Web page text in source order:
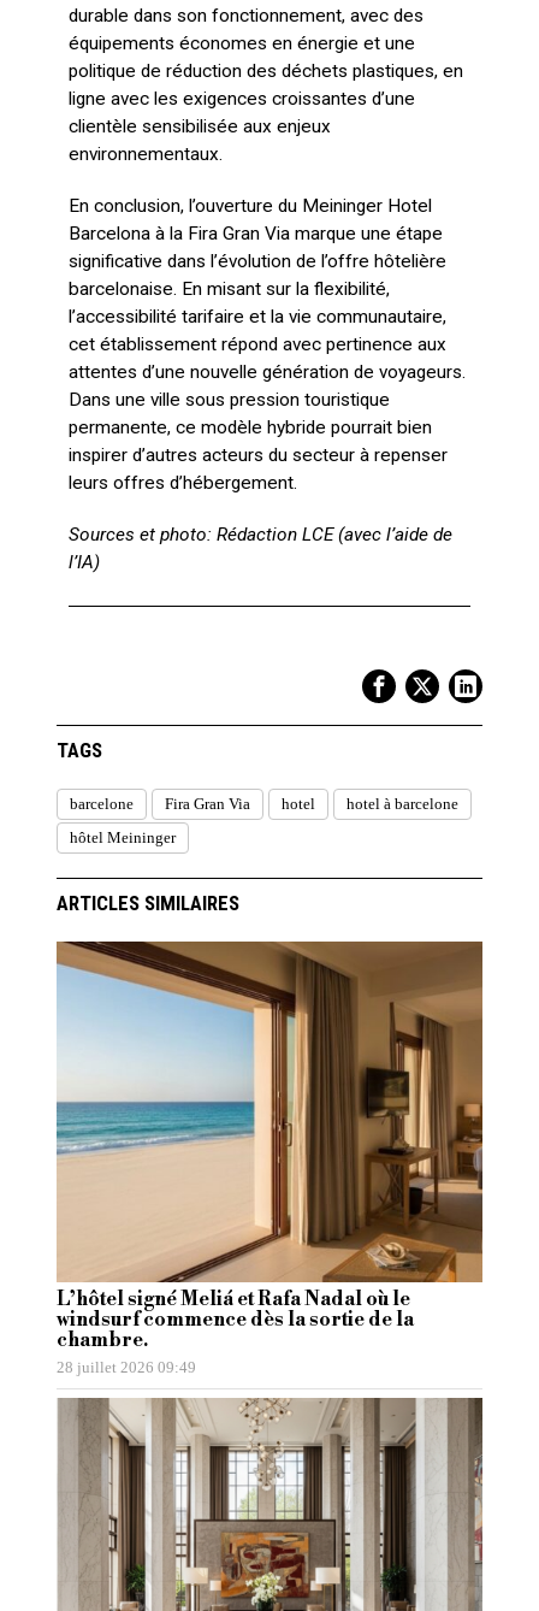
durable dans son fonctionnement, avec des
équipements économes en énergie et une
politique de réduction des déchets plastiques, en
ligne avec les exigences croissantes d’une
clientèle sensibilisée aux enjeux
environnementaux.
En conclusion, l’ouverture du Meininger Hotel
Barcelona à la Fira Gran Via marque une étape
significative dans l’évolution de l’offre hôtelière
barcelonaise. En misant sur la flexibilité,
l’accessibilité tarifaire et la vie communautaire,
cet établissement répond avec pertinence aux
attentes d’une nouvelle génération de voyageurs.
Dans une ville sous pression touristique
permanente, ce modèle hybride pourrait bien
inspirer d’autres acteurs du secteur à repenser
leurs offres d’hébergement.
Sources et photo: Rédaction LCE (avec l’aide de
l’IA)
TAGS
barcelone Fira Gran Via hotel
hotel à barcelone
hôtel Meininger
ARTICLES SIMILAIRES
L’hôtel signé Meliá et Rafa Nadal où le
windsurf commence dès la sortie de la
chambre.
28 juillet 2026 09:49